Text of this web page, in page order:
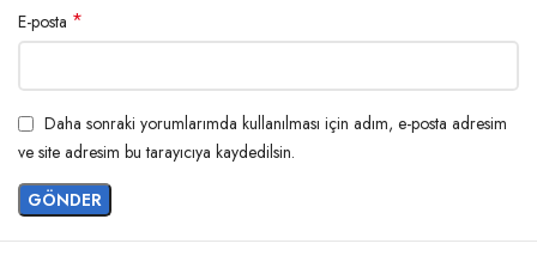
E-posta *
Daha sonraki yorumlarımda kullanılması için adım, e-posta adresim
ve site adresim bu tarayıcıya kaydedilsin.